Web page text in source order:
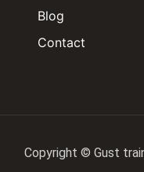
Blog
Contact
Copyright © Gust